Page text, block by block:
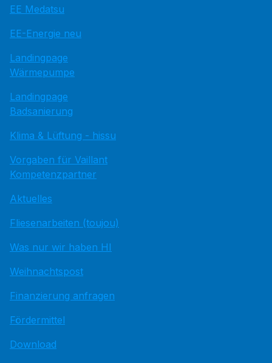
EE Medatsu
EE-Energie neu
Landingpage
Wärmepumpe
Landingpage
Badsanierung
Klima & Lüftung - hissu
Vorgaben für Vaillant
Kompetenzpartner
Aktuelles
Fliesenarbeiten (toujou)
Was nur wir haben HI
Weihnachtspost
Finanzierung anfragen
Fördermittel
Download